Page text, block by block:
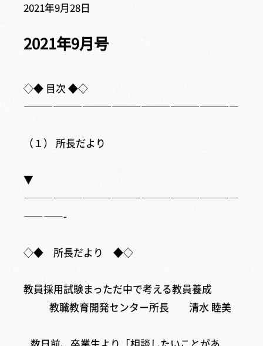
2021年9月28日
2021年9月号
◇◆ 目次 ◆◇
——————————————————————
（１） 所長だより
▼
——————————————————————
————-
◇◆ 所長だより ◆◇
教員採用試験まっただ中で考える教員養成
教職教育開発センター所長 清水 睦美